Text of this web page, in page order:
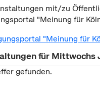
mit/zu
"Meinung für
"Meinung für
für Mittwochs
gefunden.